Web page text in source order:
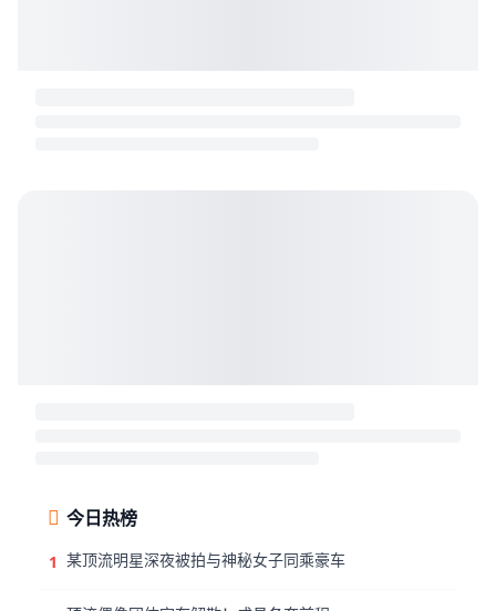
今日热榜
1 某顶流明星深夜被拍与神秘女子同乘豪车